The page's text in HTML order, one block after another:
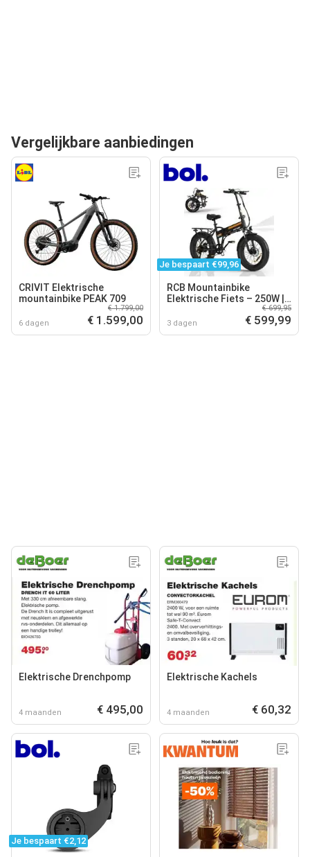
Vergelijkbare aanbiedingen
CRIVIT Elektrische
mountainbike PEAK 709
6 dagen
€ 1.799,00
€ 1.599,00
Je bespaart €99,96
RCB Mountainbike
Elektrische Fiets – 250W |
30-50 km | 26 | 25 km/u | 7-
Speed-zwart
3 dagen
€ 699,95
€ 599,99
Elektrische Drenchpomp
4 maanden € 495,00
Elektrische Kachels
4 maanden € 60,32
Je bespaart €2,12